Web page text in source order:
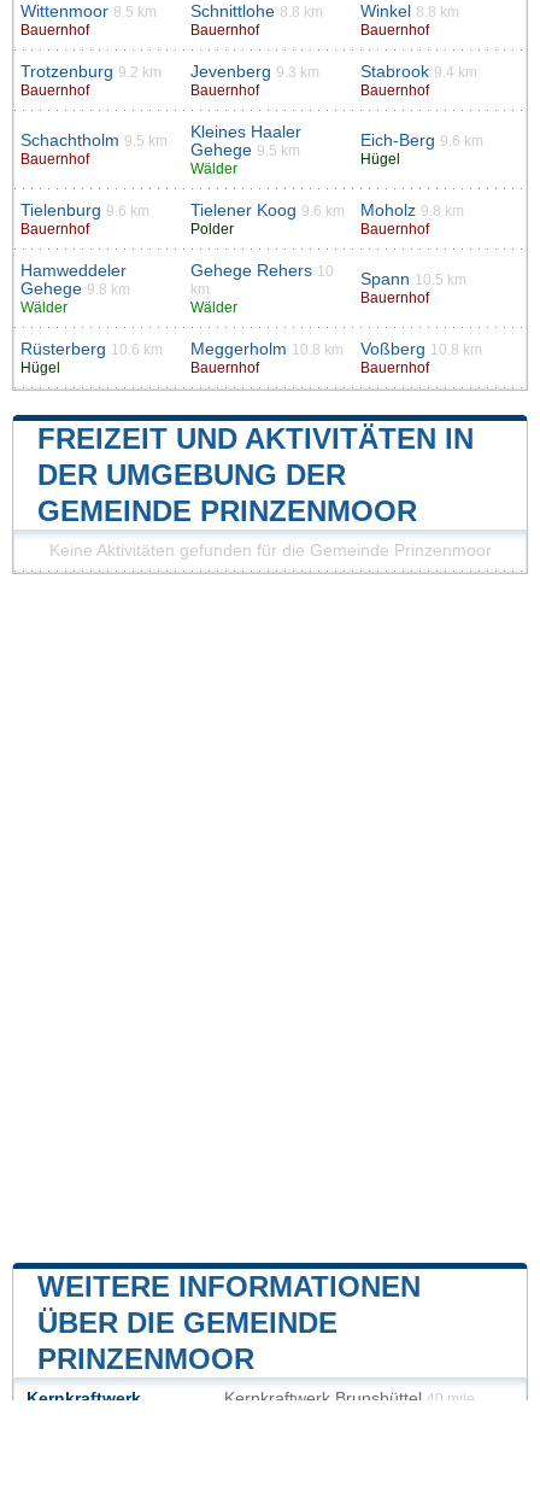
Wittenmoor 8.5 km
Bauernhof
Schnittlohe 8.8 km
Bauernhof
Winkel 8.8 km
Bauernhof
Trotzenburg 9.2 km
Bauernhof
Jevenberg 9.3 km
Bauernhof
Stabrook 9.4 km
Bauernhof
Schachtholm 9.5 km
Bauernhof
Kleines Haaler
Gehege 9.5 km
Wälder
Eich-Berg 9.6 km
Hügel
Tielenburg 9.6 km
Bauernhof
Tielener Koog 9.6 km
Polder
Moholz 9.8 km
Bauernhof
Hamweddeler
Gehege 9.8 km
Wälder
Gehege Rehers 10
km
Wälder
Spann 10.5 km
Bauernhof
Rüsterberg 10.6 km
Hügel
Meggerholm 10.8 km
Bauernhof
Voßberg 10.8 km
Bauernhof
FREIZEIT UND AKTIVITÄTEN IN
DER UMGEBUNG DER
GEMEINDE PRINZENMOOR
Keine Aktivitäten gefunden für die Gemeinde Prinzenmoor
WEITERE INFORMATIONEN
ÜBER DIE GEMEINDE
PRINZENMOOR
Kernkraftwerk Kernkraftwerk Brunsbüttel 40 mile